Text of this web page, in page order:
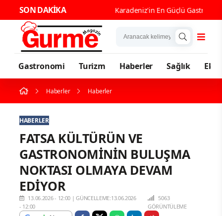
SON DAKİKA
Gastronomi Turizm Haberler Sağlık
Haberler Haberler
HABERLER
FATSA KÜLTÜRÜN VE
GASTRONOMİNİN BULUŞMA
NOKTASI OLMAYA DEVAM
EDİYOR
13.06.2026 - 12:00 |GÜNCELLEME:13.06.2026
- 12:00
5063
GÖRÜNTÜLEME